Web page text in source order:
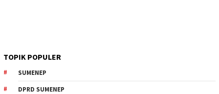
TOPIK POPULER
SUMENEP
DPRD SUMENEP